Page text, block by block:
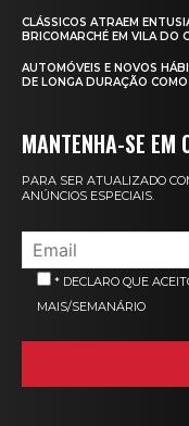
CLÁSSICOS ATRAEM
BRICOMARCHÉ EM VILA DO
AUTOMÓVEIS E NOVOS
DE LONGA DURAÇÃO
MANTENHA-SE EM
PARA SER ATUALIZADO
ANÚNCIOS ESPECIAIS.
* DECLARO QUE
MAIS/SEMANÁRIO